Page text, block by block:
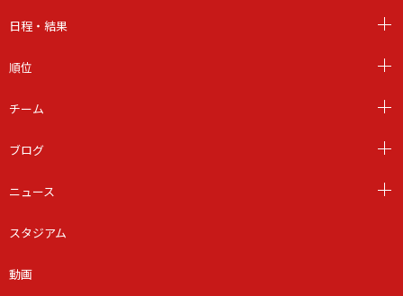
日程・結果
順位
チーム
ブログ
ニュース
スタジアム
動画